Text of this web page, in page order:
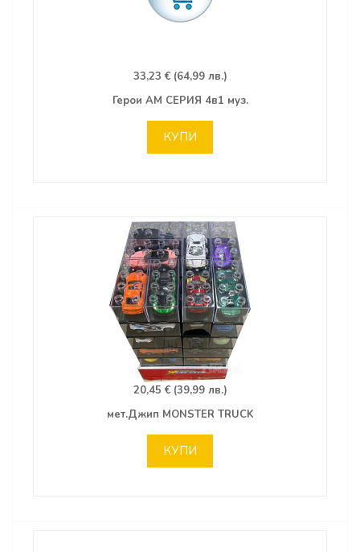
33,23 € (64,99 лв.)
Герои АМ СЕРИЯ 4в1 муз.
КУПИ
20,45 € (39,99 лв.)
мет.Джип MONSTER TRUCK
КУПИ